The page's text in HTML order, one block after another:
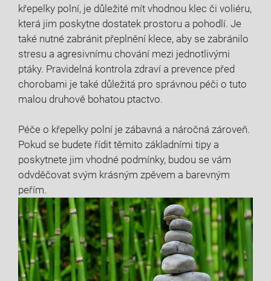
křepelky polní, je důležité mít vhodnou klec či voliéru,
která jim poskytne dostatek prostoru a pohodlí. Je
také nutné zabránit přeplnění klece, aby se zabránilo
stresu a agresivnímu chování mezi jednotlivými
ptáky. Pravidelná kontrola zdraví a prevence před
chorobami je také důležitá pro správnou péči o tuto
malou druhově bohatou ptactvo.
Péče o křepelky polní je zábavná a náročná zároveň.
Pokud se budete řídit těmito základními tipy a
poskytnete jim vhodné podmínky, budou se vám
odvděčovat svým krásným zpěvem a barevným
peřím.